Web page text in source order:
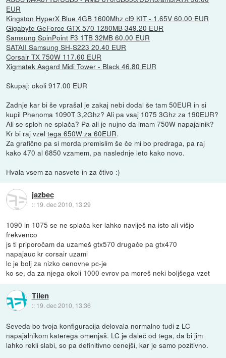
EUR
Kingston HyperX Blue 4GB 1600Mhz cl9 KIT - 1.65V 60.00 EUR
Gigabyte GeForce GTX 570 1280MB 349.20 EUR
Samsung SpinPoint F3 1TB 32MB 60.00 EUR
SATAII Samsung SH-S223 20.40 EUR
Corsair TX 750W 117.60 EUR
Xigmatek Asgard Midi Tower - Black 46.80 EUR
Skupaj: okoli 917.00 EUR
Zadnje kar bi še vprašal je zakaj nebi dodal še tam 50EUR in si
kupil Phenoma 1090T 3,2Ghz? Ali pa vsaj 1075 3Ghz za 190EUR?
Ali se sploh ne splača? Pa ali je nujno da imam 750W napajalnik?
Kr bi raj vzeltega 650W za 60EUR.
Za grafično pa si morda premislim še če mi bo predraga, pa raj
kako 470 al 6850 vzamem, pa naslednje leto kako novo.
Hvala vsem za nasvete in za čtivo :)
jazbec
:: 19. dec 2010, 13:29
1090 in 1075 se ne splača ker lahko naviješ na isto ali višjo
frekvenco
js ti priporočam da uzameš gtx570 drugače pa gtx470
napajauc kr corsair uzami
lc je bolj za nizko cenovne pc-je
ko se, da za njega okoli 1000 evrov pa moreš neki boljšega vzet
Tilen
:: 19. dec 2010, 13:36
Seveda bo tvoja konfiguracija delovala normalno tudi z LC
napajalnikom katerega omenjaš. LC je daleč od tega, da bi jim
lahko rekli slabi, so pa definitivno cenejši, kar je samo pozitivno.